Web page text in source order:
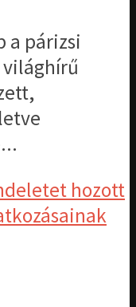
a párizsi
világhírű